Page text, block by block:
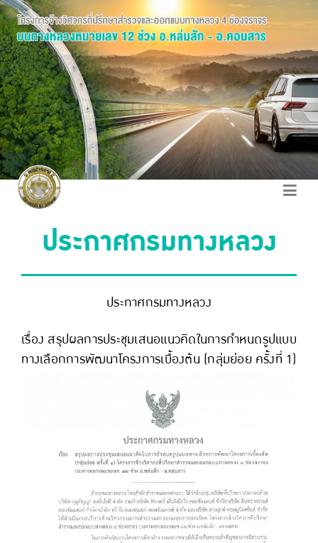
ประกาศกรมทางหลวง
ประกาศกรมทางหลวง
เรื่อง สรุปผลการประชุมเสนอแนวคิดในการกำหนดรูปแบบ
ทางเลือกการพัฒนาโครงการเบื้องต้น (กลุ่มย่อย ครั้งที่ 1)